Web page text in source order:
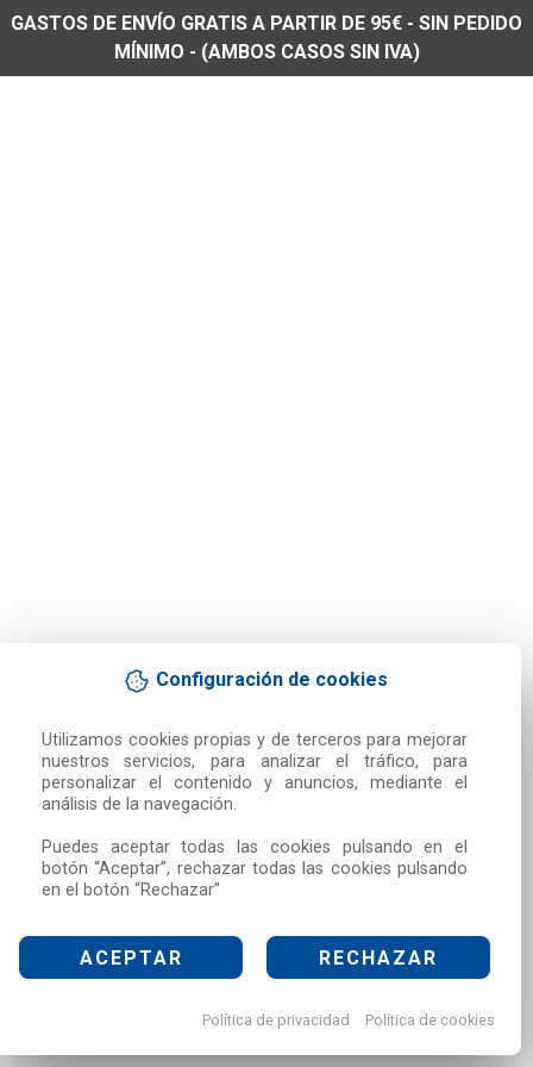
Configuración de cookies
Utilizamos cookies propias y de terceros para mejorar
nuestros servicios, para analizar el tráfico, para
personalizar el contenido y anuncios, mediante el
análisis de la navegación.
Puedes aceptar todas las cookies pulsando en el
botón “Aceptar”, rechazar todas las cookies pulsando
en el botón “Rechazar”
ACEPTAR RECHAZAR
Política de privacidad Política de cookies
GASTOS DE ENVÍO GRATIS A PARTIR DE 95€ - SIN PEDIDO
MÍNIMO - (AMBOS CASOS SIN IVA)